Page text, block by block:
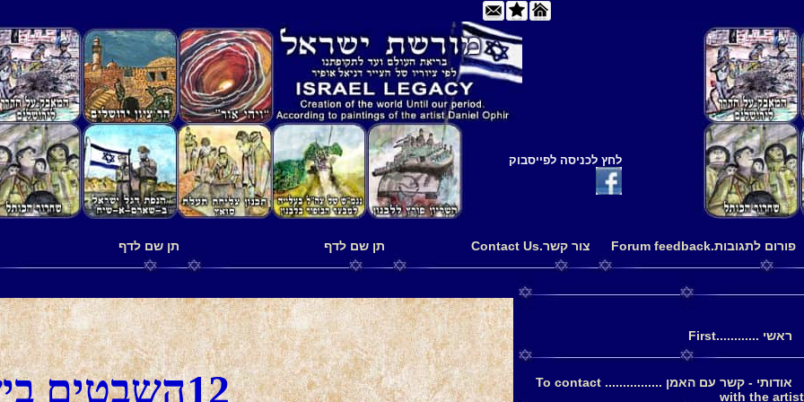
לחץ לכניסה לפייסבוק
פורום לתגובות.Forum feedback צור קשר.Contact Us תן שם לדף תן שם לדף
ראשי ............First
אודותי - קשר עם האמן ................ To contact
with the artist
12השבטים בישראל